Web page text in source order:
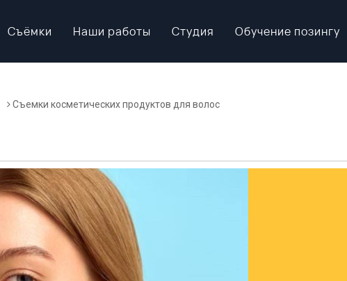
Съёмки Наши работы Студия Обучение позингу
Съемки косметических продуктов для волос